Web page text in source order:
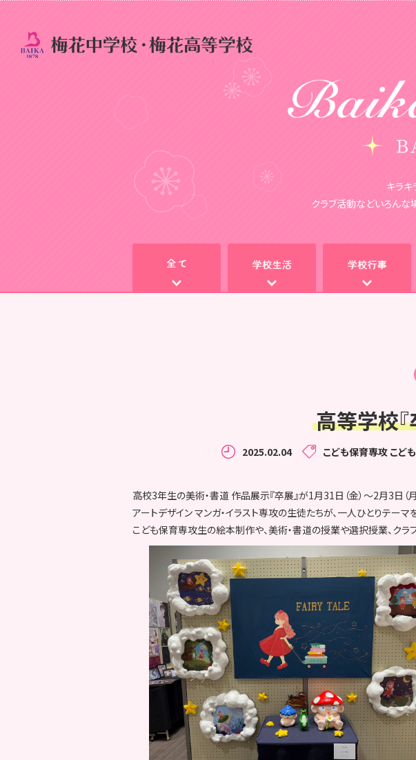
キラキ
クラブ活動などいろんな
高等学校『
2025.02.04 こども保育専攻 こど
高校3年生の美術・書道 作品展示『卒展』が1月31日（金）～2月3日（
アートデザイン マンガ・イラスト専攻の生徒たちが、一人ひとりテ
こども保育専攻生の絵本制作や、美術・書道の授業や選択授業、ク